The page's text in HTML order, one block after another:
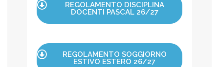
REGOLAMENTO DISCIPLINA
DOCENTI PASCAL 26/27
REGOLAMENTO SOGGIORNO
ESTIVO ESTERO 26/27